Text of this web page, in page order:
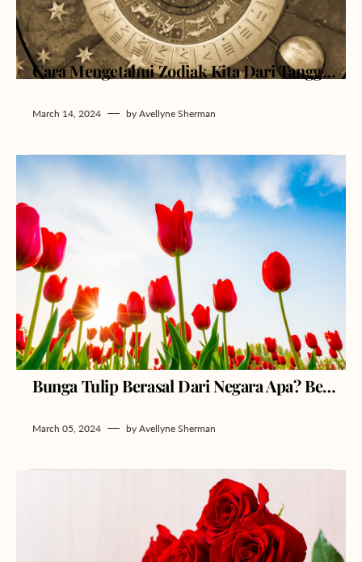
Cara Mengetahui Zodiak Kita Dari Tanggal Lahir: Tips untuk Pemula!
March 14, 2024 by Avellyne Sherman
Bunga Tulip Berasal Dari Negara Apa? Begini Kisahnya!
March 05, 2024 by Avellyne Sherman